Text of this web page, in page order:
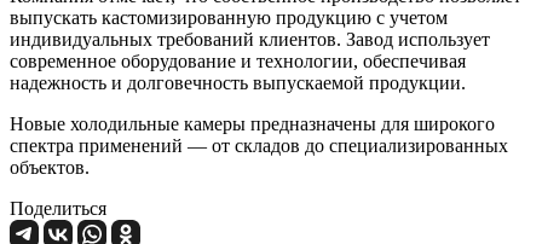
выпускать кастомизированную продукцию с учетом
индивидуальных требований клиентов. Завод использует
современное оборудование и технологии, обеспечивая
надежность и долговечность выпускаемой продукции.
Новые холодильные камеры предназначены для широкого
спектра применений — от складов до специализированных
объектов.
Поделиться